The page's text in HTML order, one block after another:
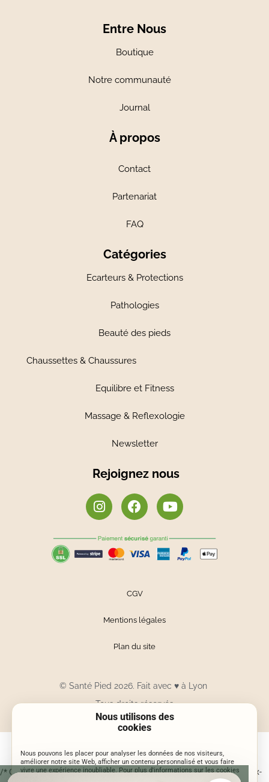
Nous utilisons des
cookies
Nous pouvons les placer pour analyser les données de nos visiteurs,
améliorer notre site Web, afficher un contenu personnalisé et vous faire
vivre une expérience inoubliable. Pour plus d'informations sur les cookies
Entre Nous
Boutique
Notre communauté
Journal
À propos
Contact
Partenariat
FAQ
Catégories
Ecarteurs & Protections
Pathologies
Beauté des pieds
Chaussettes & Chaussures
Equilibre et Fitness
Massage & Reflexologie
Newsletter
Rejoignez nous
CGV
Mentions légales
Plan du site
© Santé Pied 2026. Fait avec ♥ à Lyon
Tous droits réservés
/* Correction centrage bouton Je participe sur mobile */ @media (max-